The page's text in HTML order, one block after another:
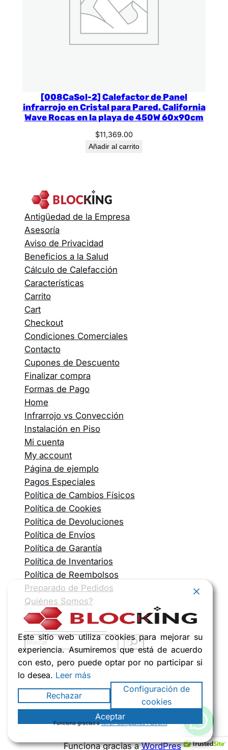
[008CaSol-2] Calefactor de Panel
infrarrojo en Cristal para Pared. California
Wave Rocas en la playa de 450W 60x90cm
$11,369.00
Añadir al carrito
Antigüedad de la Empresa
Asesoría
Aviso de Privacidad
Beneficios a la Salud
Cálculo de Calefacción
Características
Carrito
Cart
Checkout
Condiciones Comerciales
Contacto
Cupones de Descuento
Finalizar compra
Formas de Pago
Home
Infrarrojo vs Convección
Instalación en Piso
Mi cuenta
My account
Página de ejemplo
Pagos Especiales
Política de Cambios Físicos
Política de Cookies
Política de Devoluciones
Política de Envíos
Política de Garantía
Política de Inventarios
Política de Reembolsos
Preparado de Pedidos
Quiénes Somos?
Tienda
Todos los productos
Blocking
Funciona gracias aWordPresscon
Este sitio web utiliza cookies para mejorar su
experiencia. Asumiremos que está de acuerdo
con esto, pero puede optar por no participar si
lo desea. Leer más
Rechazar
Configuración de
cookies
Aceptar
Funciona gracias aWPLP Compliance Platform